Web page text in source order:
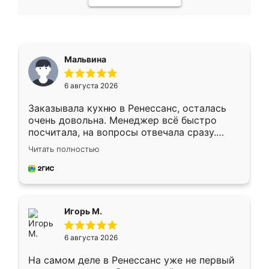
Мальвина
6 августа 2026
Заказывала кухню в Ренессанс, осталась
очень довольна. Менеджер всё быстро
посчитала, на вопросы отвечала сразу.
Замерщик приехал в субботу, подошёл к
делу со всей ответственностью. Собрали
за день, ребята работали аккуратно, даже
Читать полностью
Игорь М.
6 августа 2026
На самом деле в Ренессанс уже не первый